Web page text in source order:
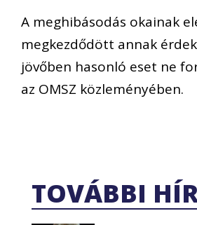
A meghibásodás okainak
megkezdődött annak
jövőben hasonló eset ne
az OMSZ közleményében.
TOVÁBBI